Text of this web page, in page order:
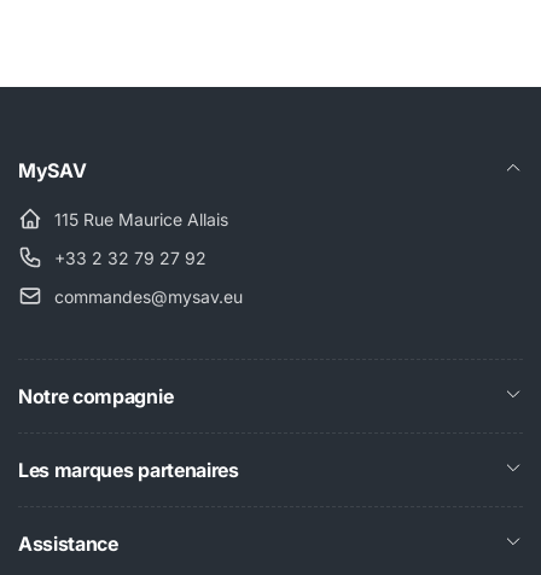
MySAV
115 Rue Maurice Allais
+33 2 32 79 27 92
commandes@mysav.eu
Notre compagnie
Les marques partenaires
Assistance